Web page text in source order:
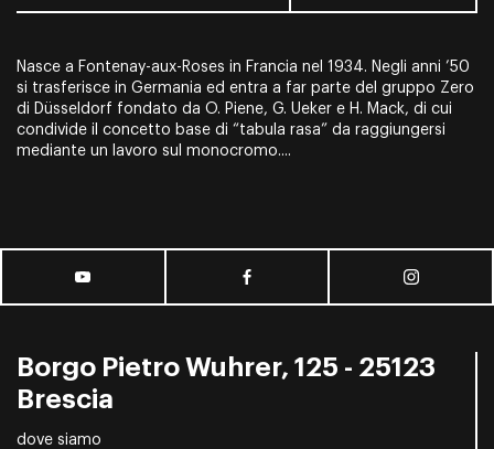
Nasce a Fontenay-aux-Roses in Francia nel 1934. Negli anni ’50
si trasferisce in Germania ed entra a far parte del gruppo Zero
di Düsseldorf fondato da O. Piene, G. Ueker e H. Mack, di cui
condivide il concetto base di “tabula rasa” da raggiungersi
mediante un lavoro sul monocromo....
Borgo Pietro Wuhrer, 125 - 25123
Brescia
dove siamo